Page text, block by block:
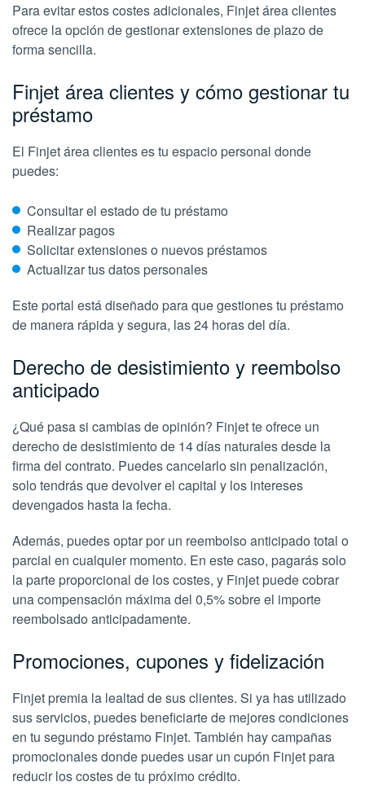
Para evitar estos costes adicionales, Finjet área clientes
ofrece la opción de gestionar extensiones de plazo de
forma sencilla.
Finjet área clientes y cómo gestionar tu
préstamo
El Finjet área clientes es tu espacio personal donde
puedes:
Consultar el estado de tu préstamo
Realizar pagos
Solicitar extensiones o nuevos préstamos
Actualizar tus datos personales
Este portal está diseñado para que gestiones tu préstamo
de manera rápida y segura, las 24 horas del día.
Derecho de desistimiento y reembolso
anticipado
¿Qué pasa si cambias de opinión? Finjet te ofrece un
derecho de desistimiento de 14 días naturales desde la
firma del contrato. Puedes cancelarlo sin penalización,
solo tendrás que devolver el capital y los intereses
devengados hasta la fecha.
Además, puedes optar por un reembolso anticipado total o
parcial en cualquier momento. En este caso, pagarás solo
la parte proporcional de los costes, y Finjet puede cobrar
una compensación máxima del 0,5% sobre el importe
reembolsado anticipadamente.
Promociones, cupones y fidelización
Finjet premia la lealtad de sus clientes. Si ya has utilizado
sus servicios, puedes beneficiarte de mejores condiciones
en tu segundo préstamo Finjet. También hay campañas
promocionales donde puedes usar un cupón Finjet para
reducir los costes de tu próximo crédito.